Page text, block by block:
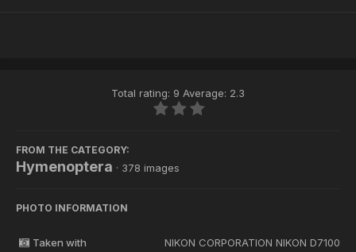
Total rating: 9 Average: 2.3
FROM THE CATEGORY:
Hymenoptera · 378 images
PHOTO INFORMATION
Taken with NIKON CORPORATION NIKON D7100